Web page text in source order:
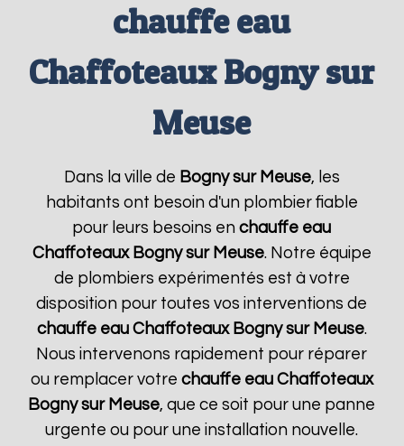
chauffe eau
Chaffoteaux Bogny sur
Meuse
Dans la ville de Bogny sur Meuse, les
habitants ont besoin d'un plombier fiable
pour leurs besoins enchauffe eau
Chaffoteaux Bogny sur Meuse. Notre équipe
de plombiers expérimentés est à votre
disposition pour toutes vos interventions de
chauffe eau Chaffoteaux Bogny sur Meuse.
Nous intervenons rapidement pour réparer
ou remplacer votre chauffe eau Chaffoteaux
Bogny sur Meuse, que ce soit pour une panne
urgente ou pour une installation nouvelle.